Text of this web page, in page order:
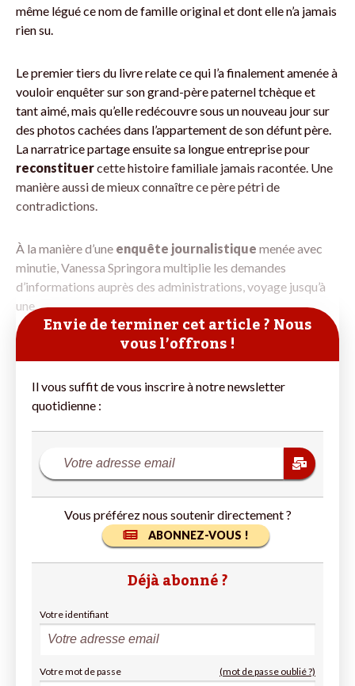
même légué ce nom de famille original et dont elle n’a jamais
rien su.
Le premier tiers du livre relate ce qui l’a finalement amenée à
vouloir enquêter sur son grand-père paternel tchèque et
tant aimé, mais qu’elle redécouvre sous un nouveau jour sur
des photos cachées dans l’appartement de son défunt père.
La narratrice partage ensuite sa longue entreprise pour
reconstituercette histoire familiale jamais racontée. Une
manière aussi de mieux connaître ce père pétri de
contradictions.
À la manière d’une enquête journalistique menée avec
minutie, Vanessa Springora multiplie les demandes
d’informations auprès des administrations, voyage jusqu’à
une
Envie de terminer cet article ? Nous
vous l’offrons !
Il vous suffit de vous inscrire à notre newsletter
quotidienne :
Vous préférez nous soutenir directement ?
ABONNEZ-VOUS !
Déjà abonné ?
Votre identifiant
Votre mot de passe (mot de passe oublié ?)